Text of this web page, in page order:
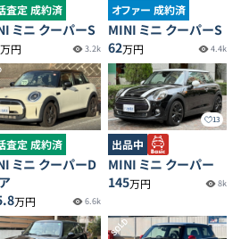
査定 成約済
ミニ クーパーS
万円 3.2k
オファー 成約済
MINI ミニ クーパーS
62万円 4.4k
査定 成約済
ミニ クーパーD
万円 6.6k
13
出品中
MINI ミニ クーパー
145万円 8k
SOLD